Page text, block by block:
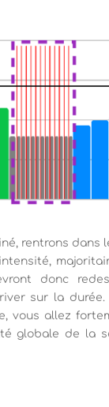
rentrons dans
donc
sur la
vous allez
globale de la